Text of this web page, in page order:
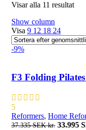
Visar alla 11 resultat
Show column
Visa 9 12 18 24
-9%
F3 Folding
5
Reformers, Home
37.335SEK kr. Det
33.995